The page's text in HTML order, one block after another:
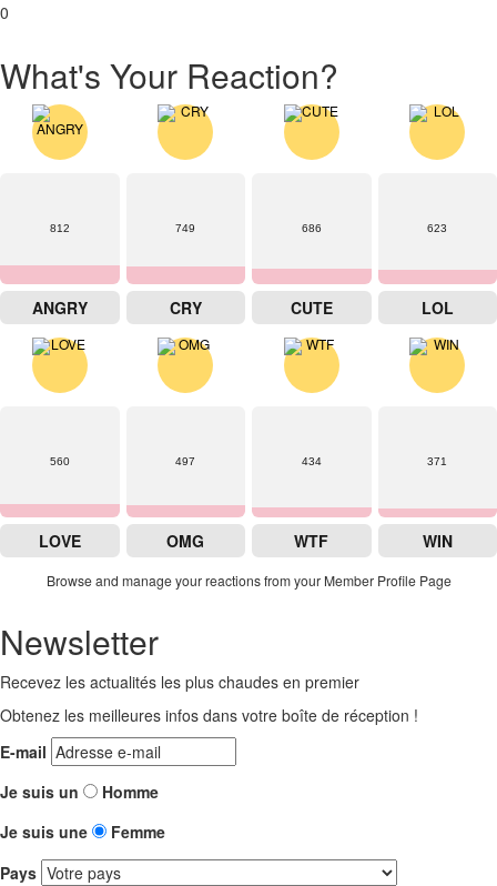
0
What's Your Reaction?
812
ANGRY
749
CRY
686
CUTE
623
LOL
560
LOVE
497
OMG
434
WTF
371
WIN
Browse and manage your reactions from your Member Profile Page
Newsletter
Recevez les actualités les plus chaudes en premier
Obtenez les meilleures infos dans votre boîte de réception !
E-mail
Je suis un
Homme
Je suis une
Femme
Pays